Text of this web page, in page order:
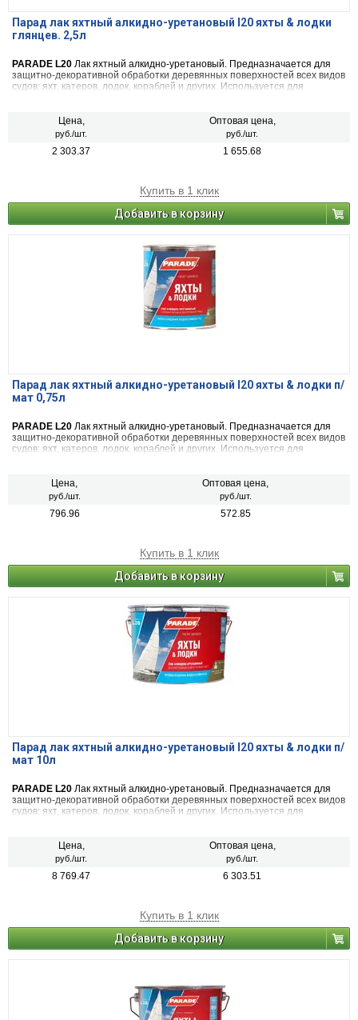
Парад лак яхтный алкидно-уретановый l20 яхты & лодки
глянцев. 2,5л
PARADE L20 Лак яхтный алкидно-уретановый. Предназначается для
защитно-декоративной обработки деревянных поверхностей всех видов
судов: яхт, катеров, лодок, кораблей и других. Используется для
Цена,
руб./шт.
Оптовая цена,
руб./шт.
2 303.37 1 655.68
Купить в 1 клик
Добавить в корзину
Парад лак яхтный алкидно-уретановый l20 яхты & лодки п/
мат 0,75л
PARADE L20 Лак яхтный алкидно-уретановый. Предназначается для
защитно-декоративной обработки деревянных поверхностей всех видов
судов: яхт, катеров, лодок, кораблей и других. Используется для
Цена,
руб./шт.
Оптовая цена,
руб./шт.
796.96 572.85
Купить в 1 клик
Добавить в корзину
Парад лак яхтный алкидно-уретановый l20 яхты & лодки п/
мат 10л
PARADE L20 Лак яхтный алкидно-уретановый. Предназначается для
защитно-декоративной обработки деревянных поверхностей всех видов
судов: яхт, катеров, лодок, кораблей и других. Используется для
Цена,
руб./шт.
Оптовая цена,
руб./шт.
8 769.47 6 303.51
Купить в 1 клик
Добавить в корзину